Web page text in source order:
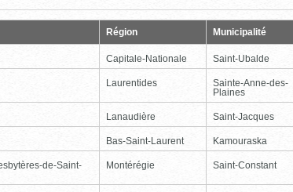
Région Municipalité
Capitale-Nationale Saint-Ubalde
Laurentides
Sainte-Anne-des-
Plaines
Lanaudière Saint-Jacques
Bas-Saint-Laurent Kamouraska
de-Saint-
Montérégie Saint-Constant